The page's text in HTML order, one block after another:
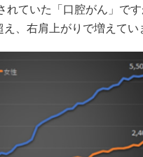
れていた「口腔がん」で
、右肩上がりで増えてい